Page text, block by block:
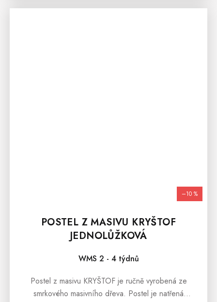
–10 %
POSTEL Z MASIVU KRYŠTOF
JEDNOLŮŽKOVÁ
WMS 2 - 4 týdnů
Postel z masivu KRYŠTOF je ručně vyrobená ze
smrkového masivního dřeva. Postel je natřená